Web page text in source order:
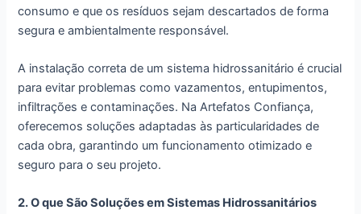
consumo e que os resíduos sejam descartados de forma
segura e ambientalmente responsável.
A instalação correta de um sistema hidrossanitário é crucial
para evitar problemas como vazamentos, entupimentos,
infiltrações e contaminações. Na Artefatos Confiança,
oferecemos soluções adaptadas às particularidades de
cada obra, garantindo um funcionamento otimizado e
seguro para o seu projeto.
2. O que São Soluções em Sistemas Hidrossanitários